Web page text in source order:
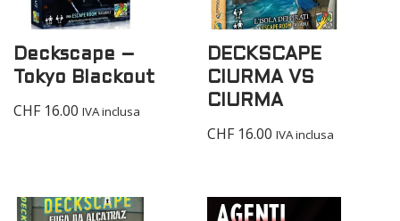
Deckscape –
Tokyo Blackout
CHF16.00 IVA inclusa
DECKSCAPE
CIURMA VS
CIURMA
CHF16.00 IVA inclusa